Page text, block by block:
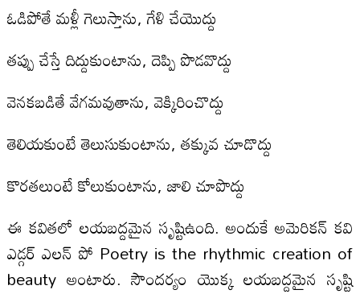
ఓడిపోతే మళ్లీ గెలుస్తాను, గేళి చేయొద్దు
తప్పు చేస్తే దిద్దుకుంటాను, దెప్పి పొడవొద్దు
వెనకబడితే వేగమవుతాను, వెక్కిరించొద్దు
తెలియకుంటే తెలుసుకుంటాను, తక్కువ చూడొద్దు
కొరతలుంటే కోలుకుంటాను, జాలి చూపొద్దు
ఈ కవితలో లయబద్దమైన సృష్టిఉంది. అందుకే అమెరికన్‌ కవి
ఎడ్గర్‌ ఎలన్‌ పో Poetry is the rhythmic creation of
beauty అంటారు. సౌందర్యం యొక్క లయబద్దమైన సృష్టి